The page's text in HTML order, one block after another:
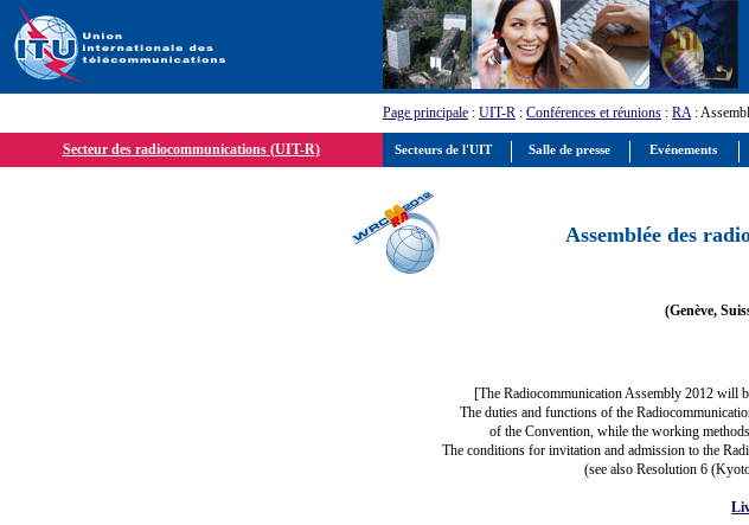
Page principale : UIT-R : Conférences et réunions : RA:
Secteur des radiocommunications (UIT-R)
Assemblée des
(Genève,
[The Radiocommunication Assembly 2012 will
The duties and functions of the
of the Convention, while the working
The conditions for invitation and admission to the
(see also Resolution 6
Secteurs de l'UIT Salle de presse Evénements